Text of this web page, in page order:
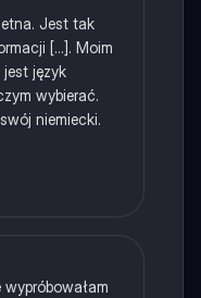
Jest tak
[...]. Moim
jest język
wybierać.
niemiecki.